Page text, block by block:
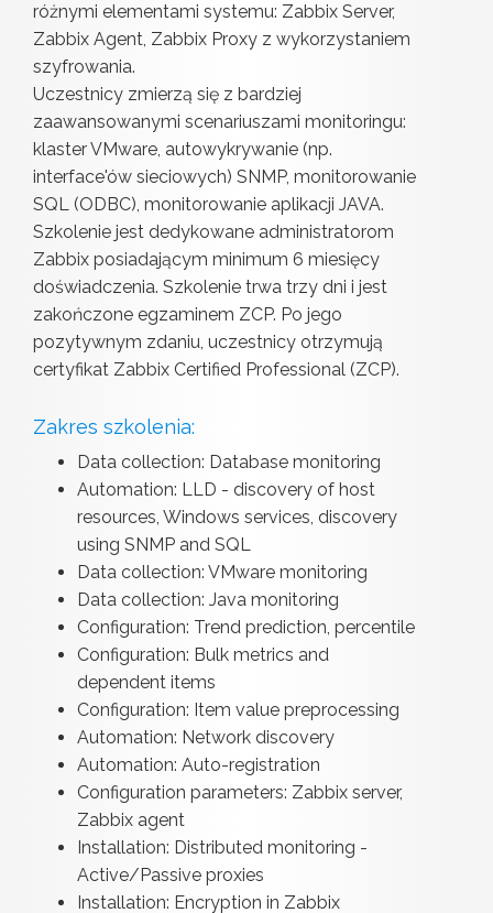
różnymi elementami systemu: Zabbix Server,
Zabbix Agent, Zabbix Proxy z wykorzystaniem
szyfrowania.
Uczestnicy zmierzą się z bardziej
zaawansowanymi scenariuszami monitoringu:
klaster VMware, autowykrywanie (np.
interface'ów sieciowych) SNMP, monitorowanie
SQL (ODBC), monitorowanie aplikacji JAVA.
Szkolenie jest dedykowane administratorom
Zabbix posiadającym minimum 6 miesięcy
doświadczenia. Szkolenie trwa trzy dni i jest
zakończone egzaminem ZCP. Po jego
pozytywnym zdaniu, uczestnicy otrzymują
certyfikat Zabbix Certified Professional (ZCP).
Zakres szkolenia:
Data collection: Database monitoring
Automation: LLD - discovery of host
resources, Windows services, discovery
using SNMP and SQL
Data collection: VMware monitoring
Data collection: Java monitoring
Configuration: Trend prediction, percentile
Configuration: Bulk metrics and
dependent items
Configuration: Item value preprocessing
Automation: Network discovery
Automation: Auto-registration
Configuration parameters: Zabbix server,
Zabbix agent
Installation: Distributed monitoring -
Active/Passive proxies
Installation: Encryption in Zabbix